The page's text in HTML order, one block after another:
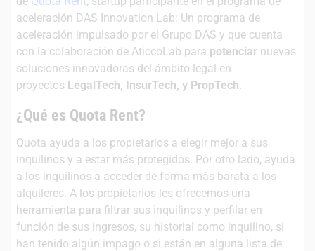
aceleración DAS Innovation Lab: Un programa de
aceleración impulsado por el Grupo DAS y que cuenta
con la colaboración de AticcoLab para potenciar nuevas
soluciones innovadoras del ámbito legal en
proyectos LegalTech, InsurTech, y PropTech.
¿Qué es Quota Rent?
Quota ayuda a los propietarios a elegir mejor a sus
inquilinos y a estar más protegidos. Por otro lado, ayuda
a los inquilinos a acceder de forma más barata a los
alquileres. A los propietarios les ofrecemos una
herramienta para filtrar sus inquilinos y perfilar en
función de sus ingresos, su historial como inquilino, si
han tenido algún impago o si están en alguna lista de